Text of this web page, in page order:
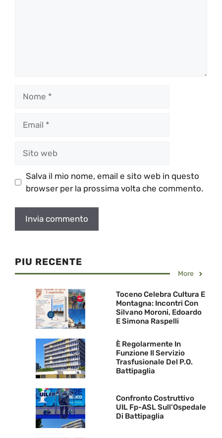
web
Salva il mio nome, email e sito web in questo
browser per la prossima volta che commento.
PIU RECENTE
More
Toceno Celebra Cultura E
Montagna: Incontri Con
Silvano Moroni, Edoardo
E Simona Raspelli
È Regolarmente In
Funzione Il Servizio
Trasfusionale Del P.O.
Battipaglia
Confronto Costruttivo
UIL Fp-ASL Sull’Ospedale
Di Battipaglia